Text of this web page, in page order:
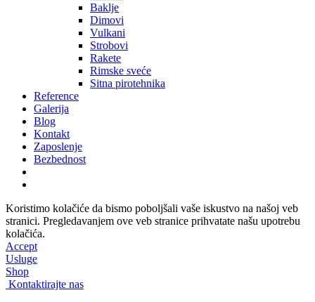
Baklje
Dimovi
Vulkani
Strobovi
Rakete
Rimske sveće
Sitna pirotehnika
Reference
Galerija
Blog
Kontakt
Zaposlenje
Bezbednost
Koristimo kolačiće da bismo poboljšali vaše iskustvo na našoj veb
stranici. Pregledavanjem ove veb stranice prihvatate našu upotrebu
kolačića.
Accept
Usluge
Shop
Kontaktirajte nas